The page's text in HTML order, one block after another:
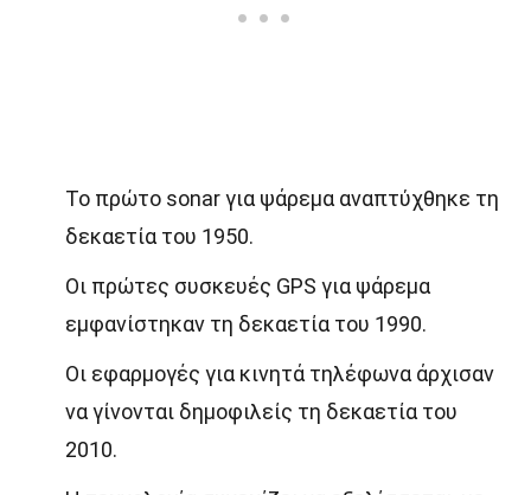
Το πρώτο sonar για ψάρεμα αναπτύχθηκε τη
δεκαετία του 1950.
Οι πρώτες συσκευές GPS για ψάρεμα
εμφανίστηκαν τη δεκαετία του 1990.
Οι εφαρμογές για κινητά τηλέφωνα άρχισαν
να γίνονται δημοφιλείς τη δεκαετία του
2010.